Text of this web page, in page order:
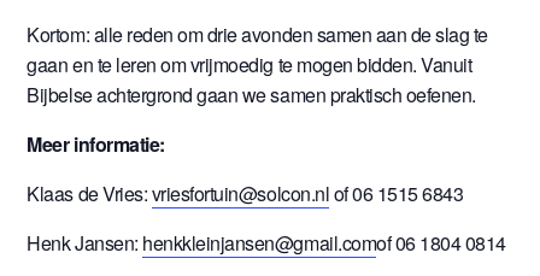
Kortom: alle reden om drie avonden samen aan de slag te
gaan en te leren om vrijmoedig te mogen bidden. Vanuit
Bijbelse achtergrond gaan we samen praktisch oefenen.
Meer informatie:
Klaas de Vries:vriesfortuin@solcon.nlof 06 1515 6843
Henk Jansen: henkkleinjansen@gmail.comof 06 1804 0814